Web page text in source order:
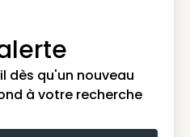
dès qu'un nouveau
à votre recherche